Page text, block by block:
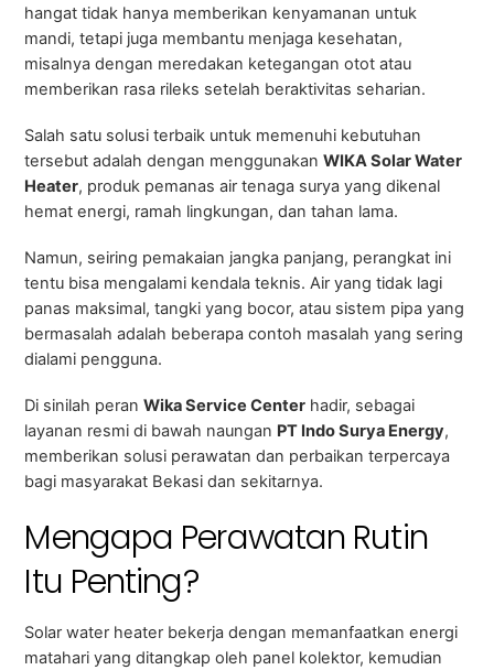
hangat tidak hanya memberikan kenyamanan untuk
mandi, tetapi juga membantu menjaga kesehatan,
misalnya dengan meredakan ketegangan otot atau
memberikan rasa rileks setelah beraktivitas seharian.
Salah satu solusi terbaik untuk memenuhi kebutuhan
tersebut adalah dengan menggunakanWIKA Solar Water
Heater, produk pemanas air tenaga surya yang dikenal
hemat energi, ramah lingkungan, dan tahan lama.
Namun, seiring pemakaian jangka panjang, perangkat ini
tentu bisa mengalami kendala teknis. Air yang tidak lagi
panas maksimal, tangki yang bocor, atau sistem pipa yang
bermasalah adalah beberapa contoh masalah yang sering
dialami pengguna.
Di sinilah peranWika Service Center hadir, sebagai
layanan resmi di bawah naungan PT Indo Surya Energy,
memberikan solusi perawatan dan perbaikan terpercaya
bagi masyarakat Bekasi dan sekitarnya.
Mengapa Perawatan Rutin
Itu Penting?
Solar water heater bekerja dengan memanfaatkan energi
matahari yang ditangkap oleh panel kolektor, kemudian